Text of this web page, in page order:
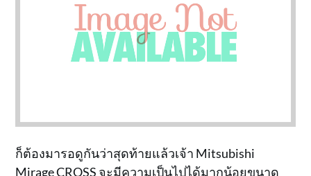
ก็ต้องมารอดูกันว่าสุดท้ายแล้วเจ้า Mitsubishi
Mirage CROSS จะมีความเป็นไปได้มากน้อยขนาด